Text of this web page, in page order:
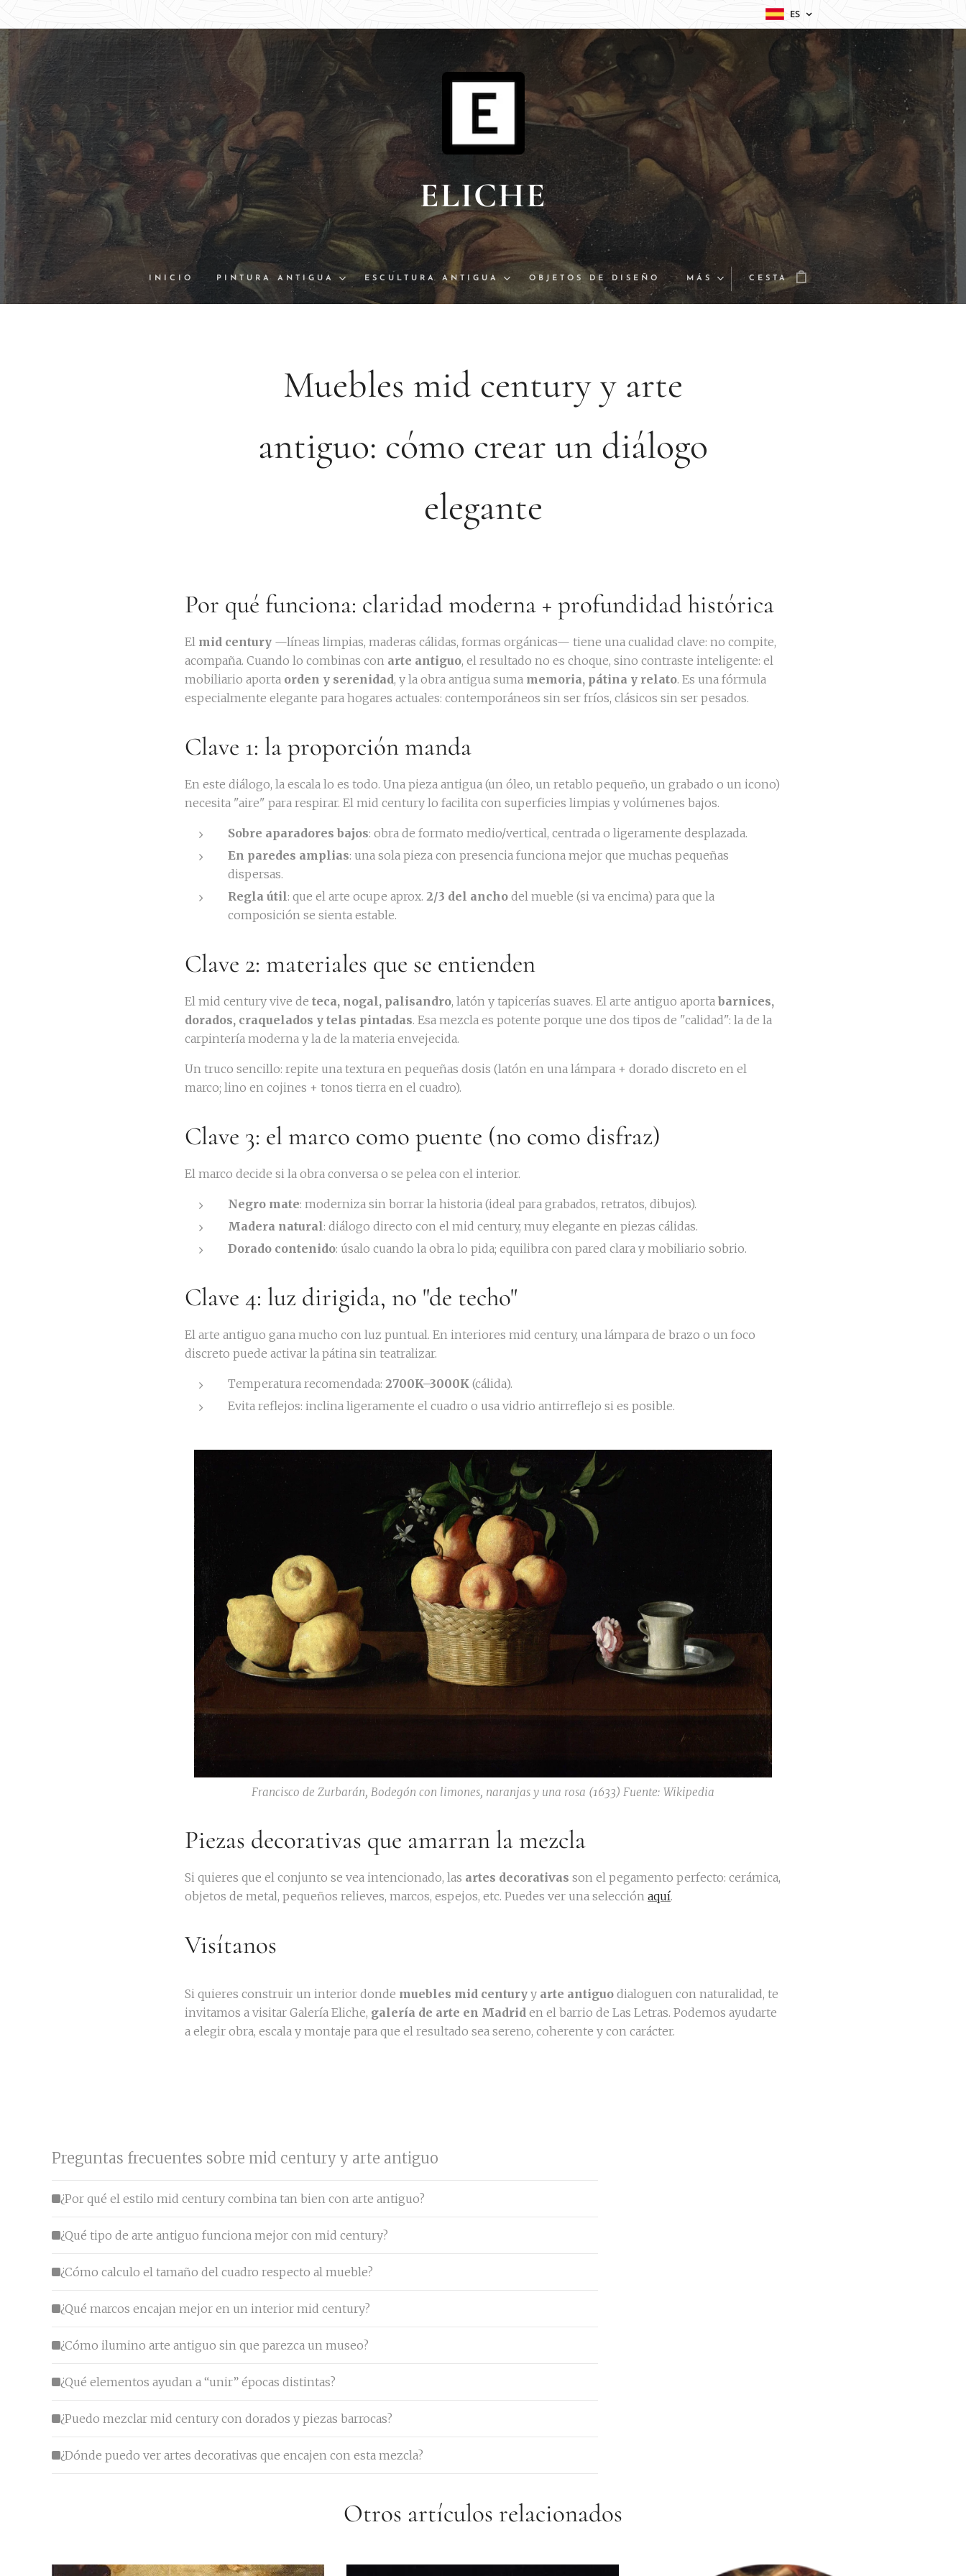
ES
ELICHE
INICIO PINTURA ANTIGUA ESCULTURA ANTIGUA OBJETOS DE DISEÑO MÁS CESTA
Muebles mid century y arte
antiguo: cómo crear un diálogo
elegante
Por qué funciona: claridad moderna + profundidad histórica
El mid century —líneas limpias, maderas cálidas, formas orgánicas— tiene una cualidad clave: no compite,
acompaña. Cuando lo combinas con arte antiguo, el resultado no es choque, sino contraste inteligente: el
mobiliario aporta orden y serenidad, y la obra antigua suma memoria, pátina y relato. Es una fórmula
especialmente elegante para hogares actuales: contemporáneos sin ser fríos, clásicos sin ser pesados.
Clave 1: la proporción manda
En este diálogo, la escala lo es todo. Una pieza antigua (un óleo, un retablo pequeño, un grabado o un icono)
necesita "aire" para respirar. El mid century lo facilita con superficies limpias y volúmenes bajos.
Sobre aparadores bajos: obra de formato medio/vertical, centrada o ligeramente desplazada.
En paredes amplias: una sola pieza con presencia funciona mejor que muchas pequeñas
dispersas.
Regla útil: que el arte ocupe aprox. 2/3 del ancho del mueble (si va encima) para que la
composición se sienta estable.
Clave 2: materiales que se entienden
El mid century vive de teca, nogal, palisandro, latón y tapicerías suaves. El arte antiguo aporta barnices,
dorados, craquelados y telas pintadas. Esa mezcla es potente porque une dos tipos de "calidad": la de la
carpintería moderna y la de la materia envejecida.
Un truco sencillo: repite una textura en pequeñas dosis (latón en una lámpara + dorado discreto en el
marco; lino en cojines + tonos tierra en el cuadro).
Clave 3: el marco como puente (no como disfraz)
El marco decide si la obra conversa o se pelea con el interior.
Negro mate: moderniza sin borrar la historia (ideal para grabados, retratos, dibujos).
Madera natural: diálogo directo con el mid century, muy elegante en piezas cálidas.
Dorado contenido: úsalo cuando la obra lo pida; equilibra con pared clara y mobiliario sobrio.
Clave 4: luz dirigida, no "de techo"
El arte antiguo gana mucho con luz puntual. En interiores mid century, una lámpara de brazo o un foco
discreto puede activar la pátina sin teatralizar.
Temperatura recomendada: 2700K–3000K (cálida).
Evita reflejos: inclina ligeramente el cuadro o usa vidrio antirreflejo si es posible.
Francisco de Zurbarán, Bodegón con limones, naranjas y una rosa (1633) Fuente: Wikipedia
Piezas decorativas que amarran la mezcla
Si quieres que el conjunto se vea intencionado, las artes decorativas son el pegamento perfecto: cerámica,
objetos de metal, pequeños relieves, marcos, espejos, etc. Puedes ver una selección aquí.
Visítanos
Si quieres construir un interior donde muebles mid century y arte antiguo dialoguen con naturalidad, te
invitamos a visitar Galería Eliche, galería de arte en Madrid en el barrio de Las Letras. Podemos ayudarte
a elegir obra, escala y montaje para que el resultado sea sereno, coherente y con carácter.
Preguntas frecuentes sobre mid century y arte antiguo
¿Por qué el estilo mid century combina tan bien con arte antiguo?
¿Qué tipo de arte antiguo funciona mejor con mid century?
¿Cómo calculo el tamaño del cuadro respecto al mueble?
¿Qué marcos encajan mejor en un interior mid century?
¿Cómo ilumino arte antiguo sin que parezca un museo?
¿Qué elementos ayudan a “unir” épocas distintas?
¿Puedo mezclar mid century con dorados y piezas barrocas?
¿Dónde puedo ver artes decorativas que encajen con esta mezcla?
Otros artículos relacionados